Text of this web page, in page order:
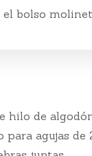
el bolso
hilo de
para agujas de